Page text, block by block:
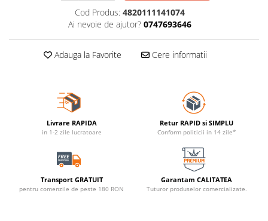
Cod Produs: 4820111141074
Ai nevoie de ajutor? 0747693646
Adauga la Favorite Cere informatii
Livrare RAPIDA
in 1-2 zile lucratoare
Retur RAPID si SIMPLU
Conform politicii in 14 zile*
Transport GRATUIT
pentru comenzile de peste 180 RON
Garantam CALITATEA
Tuturor produselor comercializate.